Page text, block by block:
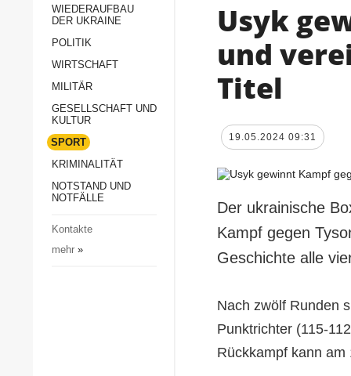
ALLE RUBRIKEN
Wiederaufbau der
Politik
Militär
Gesellschaft und Kultur
Notstand und Notfälle
WIEDERAUFBAU
DER UKRAINE
POLITIK
WIRTSCHAFT
MILITÄR
GESELLSCHAFT UND
KULTUR
SPORT
KRIMINALITÄT
NOTSTAND UND
NOTFÄLLE
Kontakte
mehr»
Usyk
und
Titel
19.05.2024 09:31
Der ukrainische
Kampf gegen
Geschichte alle
Nach zwölf Runden
Punktrichter (115-
Rückkampf kann